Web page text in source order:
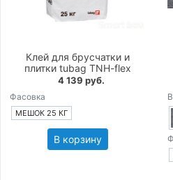
Клей для брусчатки и
плитки tubag TNH-flex
4 139 руб.
Фасовка
МЕШОК 25 КГ
В корзину